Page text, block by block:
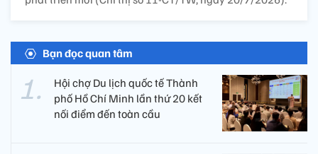
Bạn đọc quan tâm
Hội chợ Du lịch quốc tế Thành
phố Hồ Chí Minh lần thứ 20 kết
nối điểm đến toàn cầu